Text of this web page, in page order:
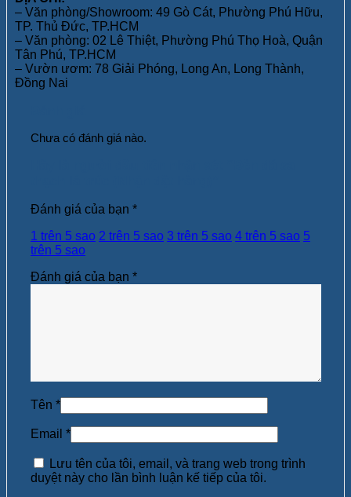
– Văn phòng/Showroom: 49 Gò Cát, Phường Phú Hữu,
TP. Thủ Đức, TP.HCM
– Văn phòng: 02 Lê Thiệt, Phường Phú Thọ Hoà, Quận
Tân Phú, TP.HCM
– Vườn ươm: 78 Giải Phóng, Long An, Long Thành,
Đồng Nai
Chưa có đánh giá nào.
Đánh giá của bạn *
1 trên 5 sao 2 trên 5 sao 3 trên 5 sao 4 trên 5 sao 5
trên 5 sao
Đánh giá của bạn *
Tên *
Email *
Lưu tên của tôi, email, và trang web trong trình
duyệt này cho lần bình luận kế tiếp của tôi.